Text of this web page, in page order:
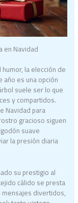
en Navidad
la elección de
es una opción
suele ser lo que
y compartidos.
Navidad para
gracioso siguen
suave
la presión diaria
su prestigio al
cálido se presta
divertidos,